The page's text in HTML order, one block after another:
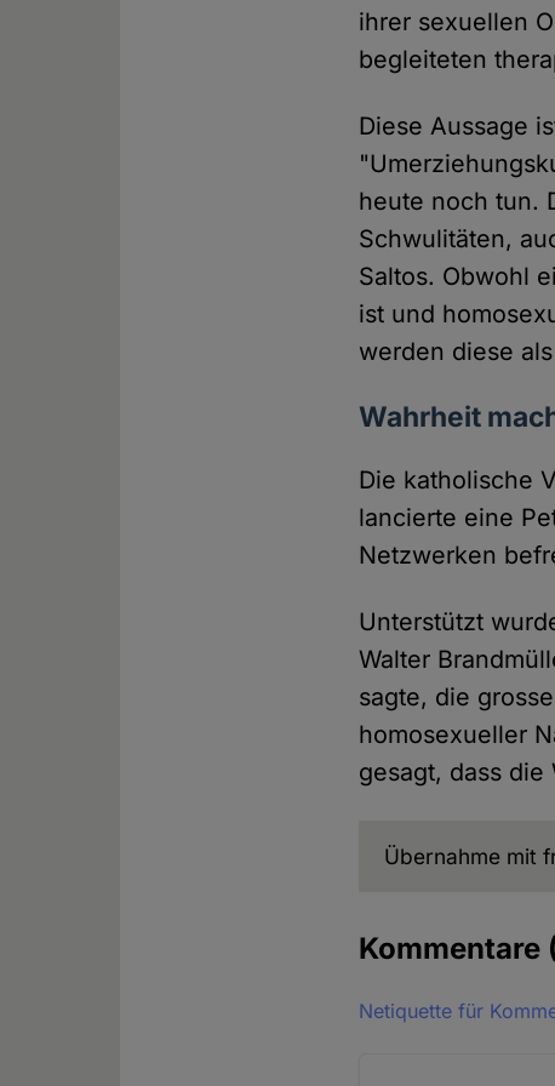
ihrer sexuellen
begleiteten
Diese Aussage
heute noch tun.
Schwulitäten,
Saltos. Obwohl
ist und
werden diese
Wahrheit
Die katholische
lancierte eine
Netzwerken
Unterstützt
Walter
sagte, die
homosexueller
gesagt, dass die
Übernahme mit
Kommentare
Netiquette für